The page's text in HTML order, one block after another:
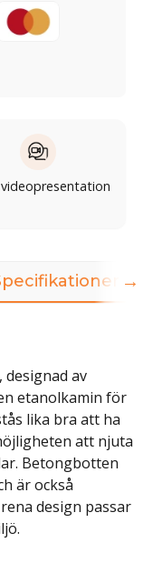
av
etanolkamin för
lika bra att ha
att njuta
Betongbotten
är också
design passar
→